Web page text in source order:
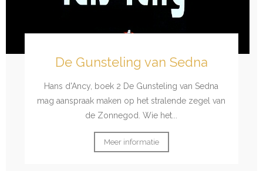
De Gunsteling van Sedna
Hans d'Ancy, boek 2 De Gunsteling van Sedna
mag aanspraak maken op het stralende zegel van
de Zonnegod. Wie het...
Meer informatie